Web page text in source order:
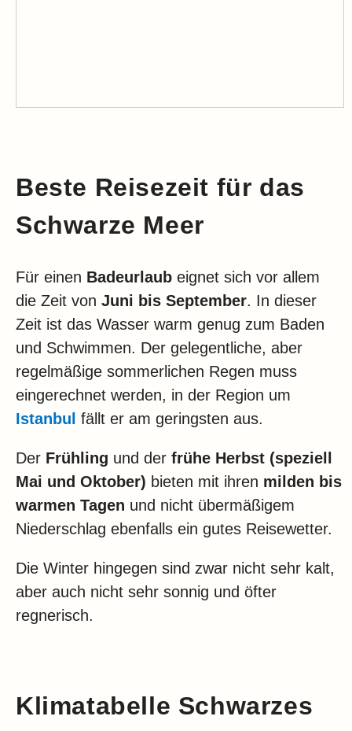
Beste Reisezeit für das
Schwarze Meer
Für einen Badeurlaub eignet sich vor allem
die Zeit von Juni bis September. In dieser
Zeit ist das Wasser warm genug zum Baden
und Schwimmen. Der gelegentliche, aber
regelmäßige sommerlichen Regen muss
eingerechnet werden, in der Region um
Istanbul fällt er am geringsten aus.
Der Frühling und der frühe Herbst (speziell
Mai und Oktober) bieten mit ihren milden bis
warmen Tagen und nicht übermäßigem
Niederschlag ebenfalls ein gutes Reisewetter.
Die Winter hingegen sind zwar nicht sehr kalt,
aber auch nicht sehr sonnig und öfter
regnerisch.
Klimatabelle Schwarzes